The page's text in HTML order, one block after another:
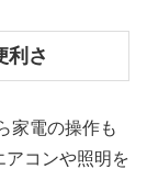
利さ
家電の操作も
アコンや照明を